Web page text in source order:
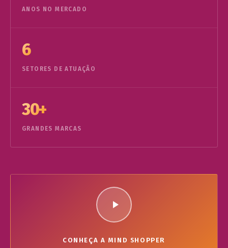
ANOS NO MERCADO
6
SETORES DE ATUAÇÃO
30+
GRANDES MARCAS
CONHEÇA A MIND SHOPPER